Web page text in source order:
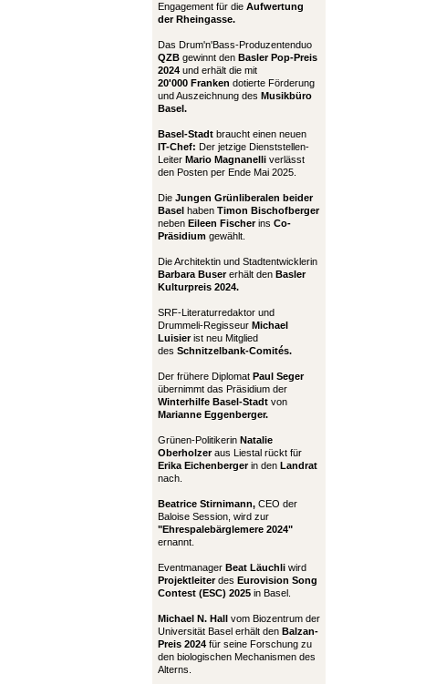
Engagement für die Aufwertung
der Rheingasse.
Das Drum'n'Bass-Produzentenduo
QZB gewinnt den Basler Pop-Preis
2024 und erhält die mit
20'000 Franken dotierte Förderung
und Auszeichnung des Musikbüro
Basel.
Basel-Stadt braucht einen neuen
IT-Chef: Der jetzige Dienststellen-
Leiter Mario Magnanelli verlässt
den Posten per Ende Mai 2025.
Die Jungen Grünliberalen beider
Basel haben Timon Bischofberger
neben Eileen Fischerins Co-
Präsidium gewählt.
Die Architektin und Stadtentwicklerin
Barbara Busererhält den Basler
Kulturpreis 2024.
SRF-Literaturredaktor und
Drummeli-Regisseur Michael
Luisierist neu Mitglied
des Schnitzelbank-Comités.
Der frühere Diplomat Paul Seger
übernimmt das Präsidium der
Winterhilfe Basel-Stadt von
Marianne Eggenberger.
Grünen-Politikerin Natalie
Oberholzeraus Liestal rückt für
Erika Eichenbergerin den Landrat
nach.
Beatrice Stirnimann, CEO der
Baloise Session, wird zur
"Ehrespalebärglemere 2024"
ernannt.
Eventmanager Beat Läuchli wird
Projektleiterdes Eurovision Song
Contest (ESC) 2025 in Basel.
Michael N. Hall vom Biozentrum der
Universität Basel erhält den Balzan-
Preis 2024 für seine Forschung zu
den biologischen Mechanismen des
Alterns.